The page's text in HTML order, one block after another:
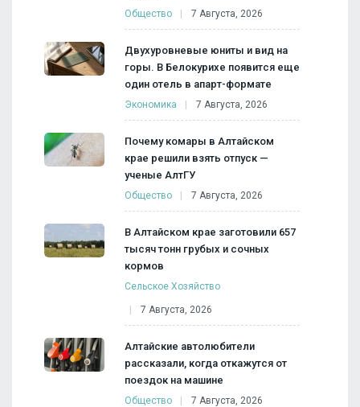
Общество 7 Августа, 2026
Двухуровневые юниты и вид на
горы. В Белокурихе появится еще
один отель в апарт-формате
Экономика 7 Августа, 2026
Почему комары в Алтайском
крае решили взять отпуск —
ученые АлтГУ
Общество 7 Августа, 2026
В Алтайском крае заготовили 657
тысяч тонн грубых и сочных
кормов
Сельское Хозяйство
7 Августа, 2026
Алтайские автолюбители
рассказали, когда откажутся от
поездок на машине
Общество 7 Августа, 2026